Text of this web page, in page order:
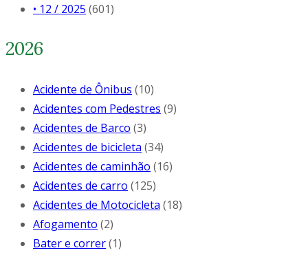
• 12 / 2025 (601)
2026
Acidente de Ônibus (10)
Acidentes com Pedestres (9)
Acidentes de Barco (3)
Acidentes de bicicleta (34)
Acidentes de caminhão (16)
Acidentes de carro (125)
Acidentes de Motocicleta (18)
Afogamento (2)
Bater e correr(1)